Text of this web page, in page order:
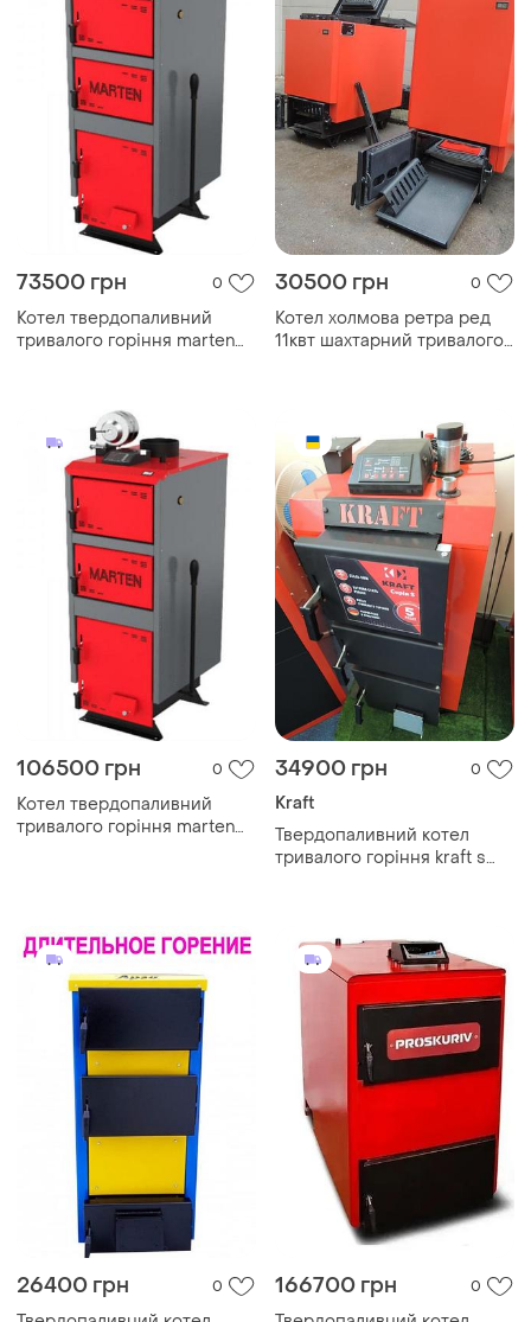
73500 грн 0
Котел твердопаливний
тривалого горіння marten
30500 грн 0
Котел холмова ретра ред
11квт шахтарний тривалого
106500 грн 0
Котел твердопаливний
тривалого горіння marten
34900 грн 0
Kraft
Твердопаливний котел
тривалого горіння kraft s
26400 грн 0 166700 грн 0